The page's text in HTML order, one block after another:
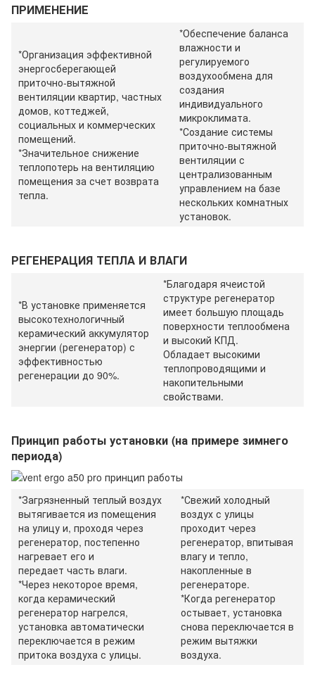
ПРИМЕНЕНИЕ
*Организация эффективной
энергосберегающей
приточно-вытяжной
вентиляции квартир, частных
домов, коттеджей,
социальных и коммерческих
помещений.
*Значительное снижение
теплопотерь на вентиляцию
помещения за счет возврата
тепла.
*Обеспечение баланса
влажности и
регулируемого
воздухообмена для
создания
индивидуального
микроклимата.
*Создание системы
приточно-вытяжной
вентиляции с
централизованным
управлением на базе
нескольких комнатных
установок.
РЕГЕНЕРАЦИЯ ТЕПЛА И ВЛАГИ
*В установке применяется
высокотехнологичный
керамический аккумулятор
энергии (регенератор) с
эффективностью
регенерации до 90%.
*Благодаря ячеистой
структуре регенератор
имеет большую площадь
поверхности теплообмена
и высокий КПД.
Обладает высокими
теплопроводящими и
накопительными
свойствами.
Принцип работы установки (на примере зимнего
периода)
*Загрязненный теплый воздух
вытягивается из помещения
на улицу и, проходя через
регенератор, постепенно
нагревает его и
передает часть влаги.
*Через некоторое время,
когда керамический
регенератор нагрелся,
установка автоматически
переключается в режим
притока воздуха с улицы.
*Свежий холодный
воздух с улицы
проходит через
регенератор, впитывая
влагу и тепло,
накопленные в
регенераторе.
*Когда регенератор
остывает, установка
снова переключается в
режим вытяжки
воздуха.